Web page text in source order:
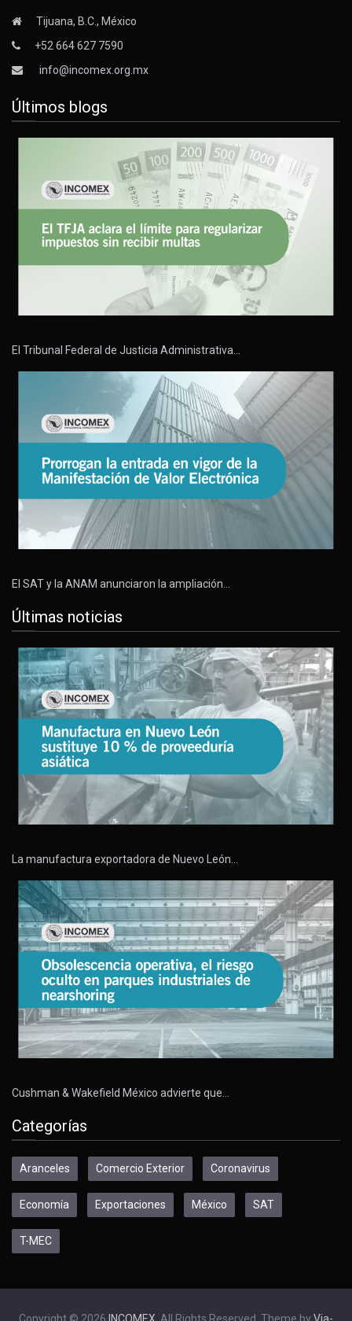
Tijuana, B.C., México
+52 664 627 7590
info@incomex.org.mx
Últimos blogs
El Tribunal Federal de Justicia Administrativa…
El SAT y la ANAM anunciaron la ampliación…
Últimas noticias
La manufactura exportadora de Nuevo León…
Cushman & Wakefield México advierte que…
Categorías
Aranceles Comercio Exterior Coronavirus
Economía Exportaciones México SAT
T-MEC